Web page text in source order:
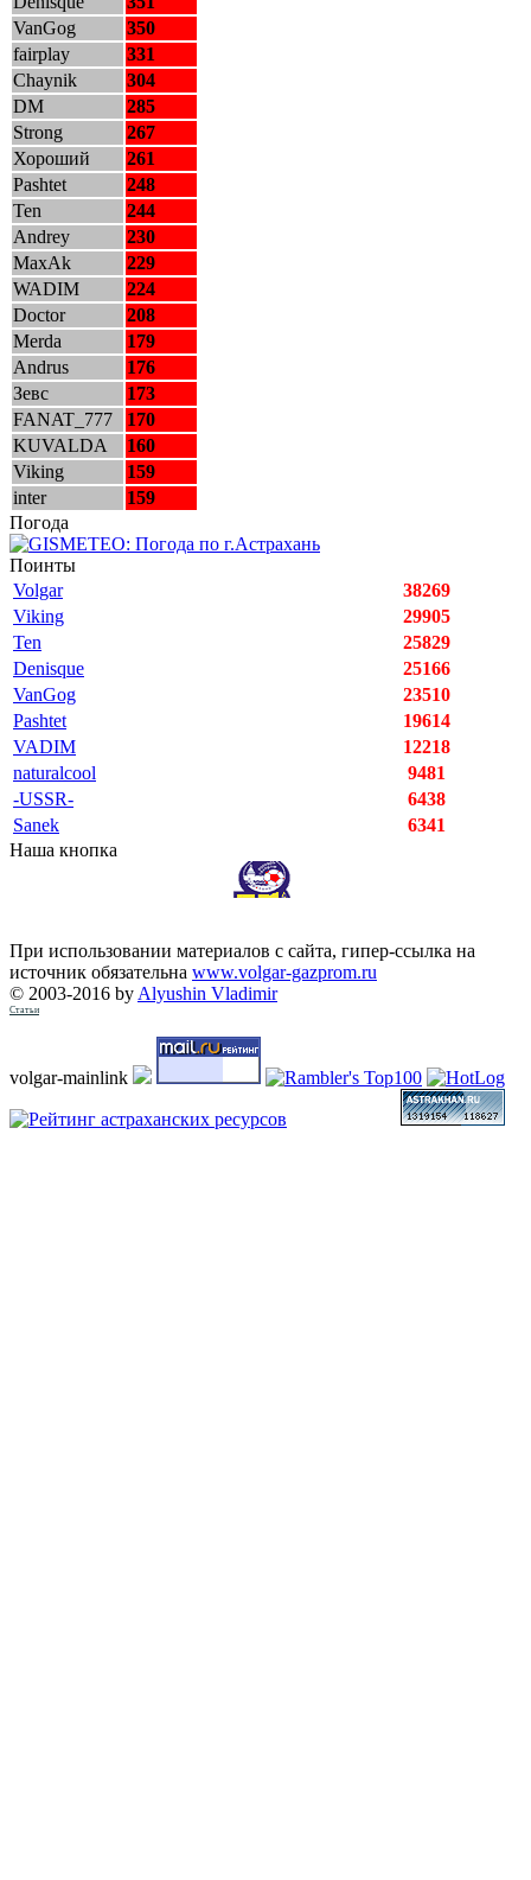
VanGog
350
fairplay
331
Chaynik
304
DM
285
Strong
267
Хороший
261
Pashtet
248
Ten
244
Andrey
230
MaxAk
229
WADIM
224
Doctor
208
Merda
179
Andrus
176
Зевс
173
FANAT_777
170
KUVALDA
160
Viking
159
inter
159
Погода
Поинты
Volgar
38269
Viking
29905
Ten
25829
Denisque
25166
VanGog
23510
Pashtet
19614
VADIM
12218
naturalcool
9481
-USSR-
6438
Sanek
6341
Наша кнопка
При использовании материалов с сайта, гипер-ссылка на
источник обязательна www.volgar-gazprom.ru
© 2003-2016 by Alyushin Vladimir
Статьи
volgar-mainlink